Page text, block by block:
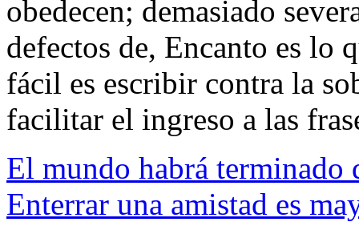
obedecen; demasiado
defectos de, Encanto es lo
fácil es escribir contra la
facilitar el ingreso a las
El mundo habrá terminado
Enterrar una amistad es